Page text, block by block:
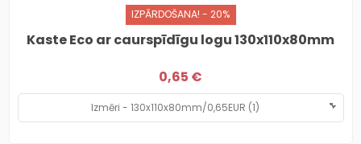
IZPĀRDOŠANA! - 20%
Kaste Eco ar caurspīdīgu logu 130x110x80mm
0,65 €